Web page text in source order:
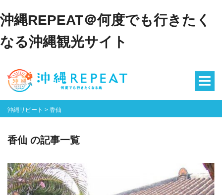
沖縄REPEAT＠何度でも行きたく
なる沖縄観光サイト
沖縄リピート > 香仙
香仙 の記事一覧